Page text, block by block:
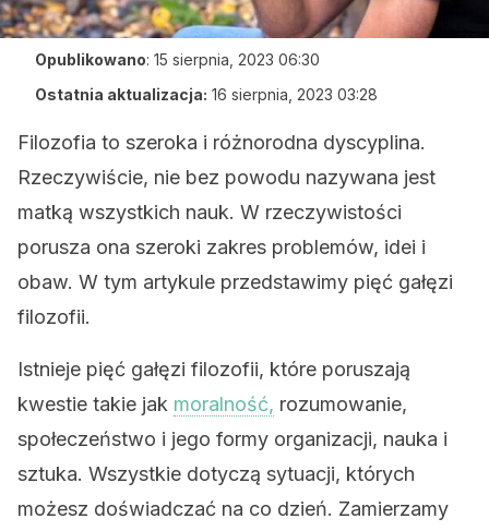
Opublikowano: 15 sierpnia, 2023 06:30
Ostatnia aktualizacja: 16 sierpnia, 2023 03:28
Filozofia to szeroka i różnorodna dyscyplina.
Rzeczywiście, nie bez powodu nazywana jest
matką wszystkich nauk. W rzeczywistości
porusza ona szeroki zakres problemów, idei i
obaw. W tym artykule przedstawimy pięć gałęzi
filozofii.
Istnieje pięć gałęzi filozofii, które poruszają
kwestie takie jak moralność, rozumowanie,
społeczeństwo i jego formy organizacji, nauka i
sztuka. Wszystkie dotyczą sytuacji, których
możesz doświadczać na co dzień. Zamierzamy